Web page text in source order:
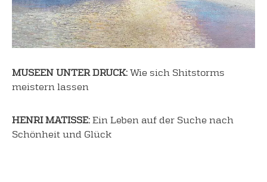
MUSEEN UNTER DRUCK: Wie sich Shitstorms
meistern lassen
HENRI MATISSE: Ein Leben auf der Suche nach
Schönheit und Glück